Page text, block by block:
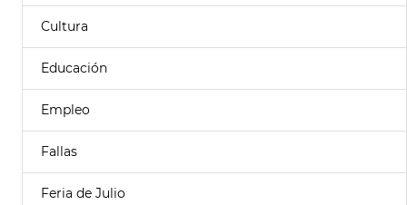
Cultura
Educación
Empleo
Fallas
Feria de Julio